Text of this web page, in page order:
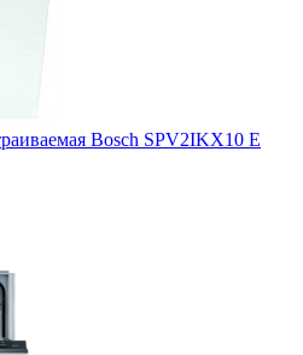
Bosch SPV2IKX10 E